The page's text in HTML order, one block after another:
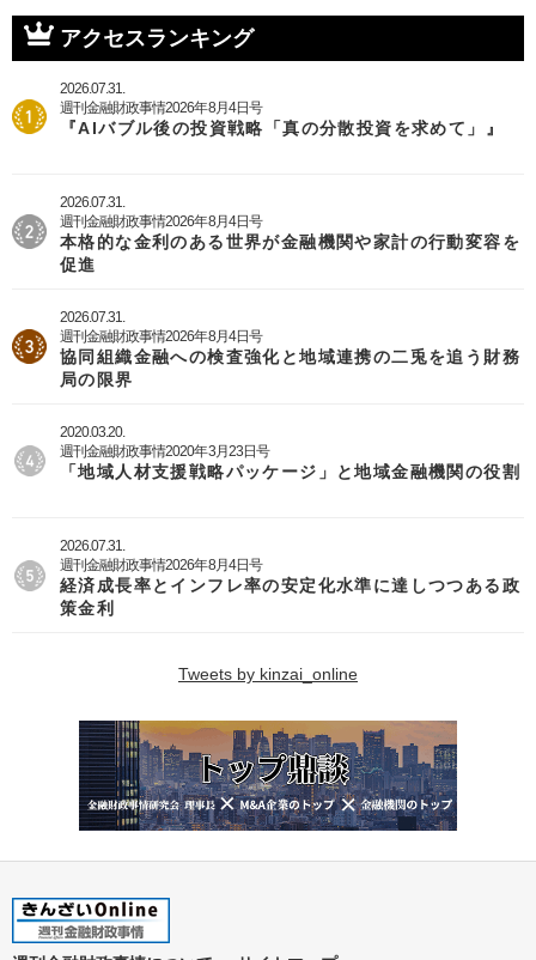
アクセスランキング
2026.07.31.
週刊金融財政事情2026年8月4日号
『AIバブル後の投資戦略「真の分散投資を求めて」』
2026.07.31.
週刊金融財政事情2026年8月4日号
本格的な金利のある世界が金融機関や家計の行動変容を
促進
2026.07.31.
週刊金融財政事情2026年8月4日号
協同組織金融への検査強化と地域連携の二兎を追う財務
局の限界
2020.03.20.
週刊金融財政事情2020年3月23日号
「地域人材支援戦略パッケージ」と地域金融機関の役割
2026.07.31.
週刊金融財政事情2026年8月4日号
経済成長率とインフレ率の安定化水準に達しつつある政
策金利
Tweets by kinzai_online